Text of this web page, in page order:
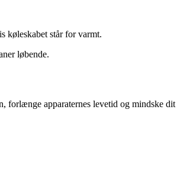
køleskabet står for varmt.
løbende.
forlænge apparaternes levetid og mindske dit